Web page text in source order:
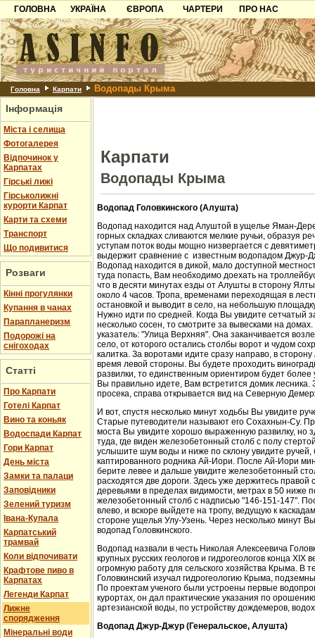
ГОЛОВНА
УКРАЇНА
Карпати
Азов
Причорноморря
Шацьк
ЄВРОПА
Чорногорія
Хорватія
Болгарія
Албанія
ЧАРТЕРИ
ПРО НАС
Контакти
Партнерам
Додати готель
Головна Карпати Водопады Крыма
Інформація
Міста і селища
Фотогалерея
Відпочинок у
Карпатах
Гірські лижі
Гірськолижні
курорти Карпат
Карти та схеми
Транспорт
Що подивитися
Розваги
Кінні прогулянки
Купання в чанах
Парапланеризм
Подорожі на
снігоходах
Статті
Про Карпати
Готелі Карпат
Вино та коньяк
Водоспади Карпат
Гори Карпат
День міста
Замки та палаци
Заповідники
Зелений туризм
Івана-Купала
Карпатський
трамвай
Коли відпочивати
Крафтове пиво в
Карпатах
Легенди Карпат
Лижне
спорядження
Мінеральні води
Карпати
Водопады Крыма
Водопад Головкинского (Алушта)
Водопад находится над Алуштой в ущелье Яман-
горных складках сливаются мелкие ручьи, образуя
уступам поток воды мощно низвергается с
выдержит сравнение с известным водопадом Джур-
Водопад находится в дикой, мало доступной
туда попасть, Вам необходимо доехать на
что в десяти минутах езды от Алушты в сторону
около 4 часов. Тропа, временами переходящая в
остановкой и выводит в село, на небольшую
Нужно идти по средней. Когда Вы увидите сетчатый
несколько сосен, то смотрите за вывесками на
указатель: "Улица Верхняя". Она заканчивается
село, от которого остались столбы ворот и чудом
калитка. За воротами идите сразу направо, в
время левой стороны. Вы будете проходить
развилки, то единственным ориентиром будет более
Вы правильно идете, Вам встретится домик лесника.
просека, справа открывается вид на Северную
И вот, спустя несколько минут ходьбы Вы увидите
Старые путеводители называют его Сохахнын-Су.
моста Вы увидите хорошо выраженную развилку, но
туда, где виден железобетонный столб с полу
услышите шум воды и ниже по склону увидите
каптированного родника Ай-Иори. После Ай-Иори
берите левее и дальше увидите железобетонный
расходятся две дороги. Здесь уже держитесь правой
деревьями в пределах видимости, метрах в 50 ниже
железобетонный столб с надписью "146-151-147".
влево, и вскоре выйдете на тропу, ведущую к
стороне ущелья Улу-Узень. Через несколько минут
водопад Головкинского.
Водопад назвали в честь Николая Алексеевича
крупных русских геологов и гидрогеологов конца XIX
огромную работу для сельского хозяйства Крыма. В
Головкинский изучал гидрогеологию Крыма,
По проектам ученого были устроены первые
курортах, он дал практические указания по
артезианской воды, по устройству дождемеров,
Водопад Джур-Джур (Генеральское, Алушта)